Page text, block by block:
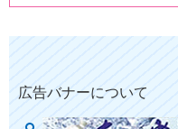
広告バナーについて